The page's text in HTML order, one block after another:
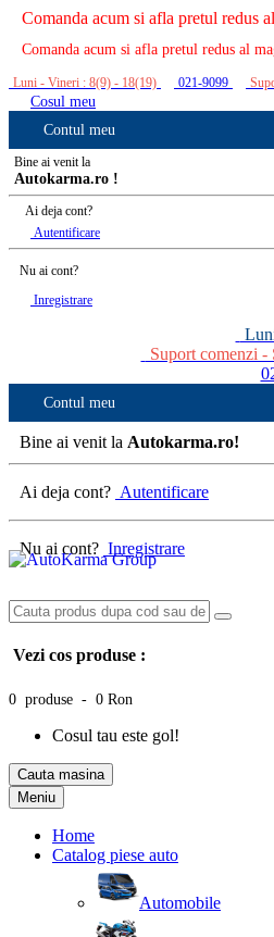
Comanda acum si afla pretul redus
Comanda acum si afla pretul redus al
Luni - Vineri : 8(9) - 18(19) 021-9099
Cosul meu
Contul meu
Bine ai venit la
Autokarma.ro !
Ai deja cont?
Autentificare
Nu ai cont?
Inregistrare
Suport comenzi -
Contul meu
Bine ai venit la Autokarma.ro!
Ai deja cont? Autentificare
Nu ai cont? Inregistrare
Vezi cos produse :
0 produse - 0 Ron
Cosul tau este gol!
Cauta masina
Meniu
Home
Catalog piese auto
Automobile